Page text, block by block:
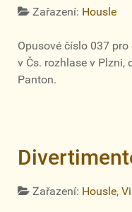
Zařazení: Housle
Opusové číslo 037
v Čs. rozhlase v
Panton.
Zařazení: Housle,